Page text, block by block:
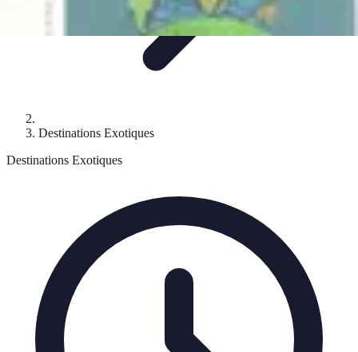
Destinations Exotiques
Destinations Exotiques